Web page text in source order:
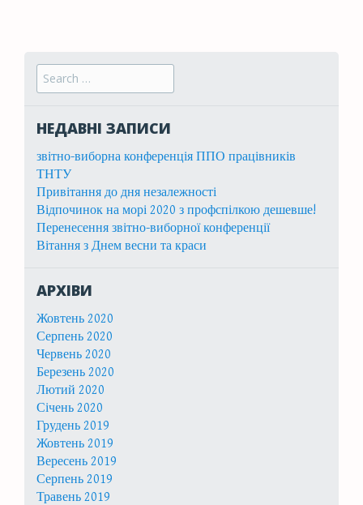
Search for:
НЕДАВНІ ЗАПИСИ
звітно-виборна конференція ППО працівників
ТНТУ
Привітання до дня незалежності
Відпочинок на морі 2020 з профспілкою дешевше!
Перенесення звітно-виборної конференції
Вітання з Днем весни та краси
АРХІВИ
Жовтень 2020
Серпень 2020
Червень 2020
Березень 2020
Лютий 2020
Січень 2020
Грудень 2019
Жовтень 2019
Вересень 2019
Серпень 2019
Травень 2019